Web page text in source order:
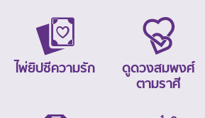
ไพ่ยิปซีความรัก
ดูดวงสมพงศ์
ตามราศี